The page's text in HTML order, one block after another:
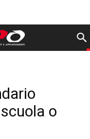
o